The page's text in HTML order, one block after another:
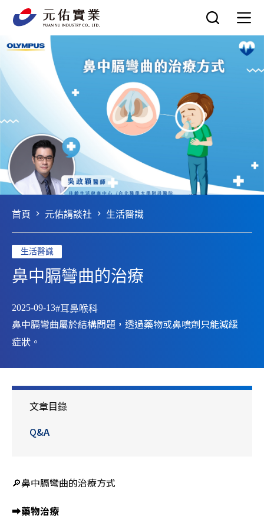
要
容
首頁 元佑講談社 生活醫識
生活醫識
鼻中膈彎曲的治療
2025-09-13#耳鼻喉科
鼻中膈彎曲屬於結構問題，透過藥物或鼻噴劑只能減緩
症狀。
文章目錄
Q&A
🔎鼻中膈彎曲的治療方式
➡藥物治療